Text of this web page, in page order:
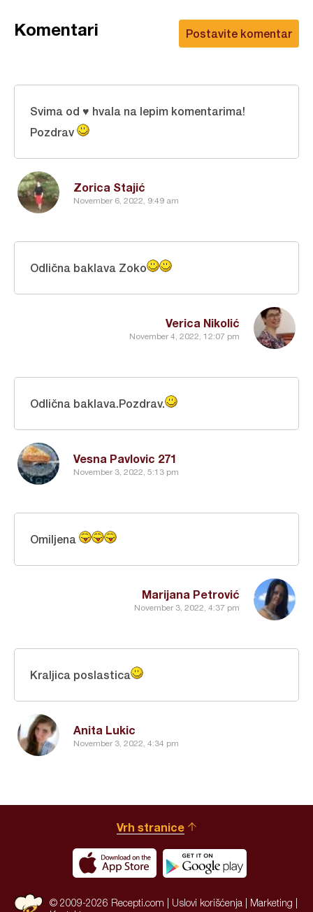
Postavite komentar
Komentari
Zorica Stajić
November 6, 2022, 9:49 am
Svima od ♥ hvala na lepim komentarima!
Pozdrav
Verica Nikolić
November 4, 2022, 12:07 pm
Odlična baklava Zoko
Vesna Pavlovic 271
November 3, 2022, 5:13 pm
Odlična baklava.Pozdrav.
Marijana Petrović
November 3, 2022, 4:37 pm
Omiljena
Anita Lukic
November 3, 2022, 4:34 pm
Kraljica poslastica
Vrh stranice
© 2009-2026 Recepti.com | Uslovi korišćenja Marketing